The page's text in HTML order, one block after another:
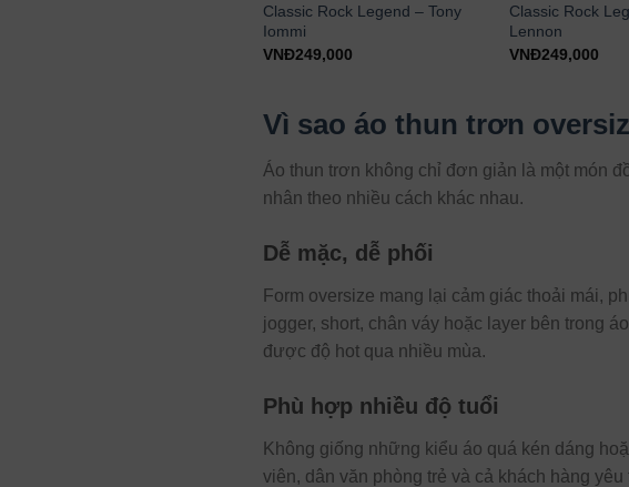
Classic Rock Legend – Tony
Iommi
VNĐ249,000
Classic Rock
Lennon
VNĐ249,000
Vì sao áo thun trơn
Áo thun trơn không chỉ đơn giản là một món
nhân theo nhiều cách khác nhau.
Dễ mặc, dễ phối
Form oversize mang lại cảm giác thoải mái,
jogger, short, chân váy hoặc layer bên trong
được độ hot qua nhiều mùa.
Phù hợp nhiều độ tuổi
Không giống những kiểu áo quá kén dáng
viên, dân văn phòng trẻ và cả khách hàng